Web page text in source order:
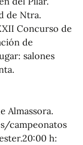
de Ntra.
Concurso de
de
salones
Almassora.
campeonatos
h: